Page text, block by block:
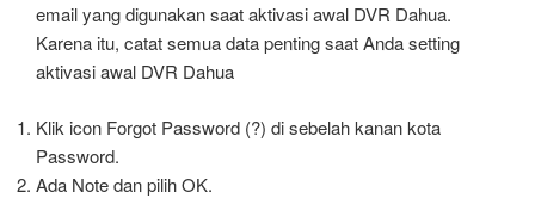
email yang digunakan saat aktivasi awal DVR Dahua.
Karena itu, catat semua data penting saat Anda setting
aktivasi awal DVR Dahua
Klik icon Forgot Password (?) di sebelah kanan kota
Password.
Ada Note dan pilih OK.